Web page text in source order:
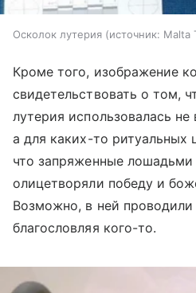
Осколок лутерия источник: Malta
Кроме того, изображение
свидетельствовать о том,
лутерия использовалась не
а для каких-то ритуальных
что запряженные
олицетворяли победу и
Возможно, в ней
благословляя кого-то.